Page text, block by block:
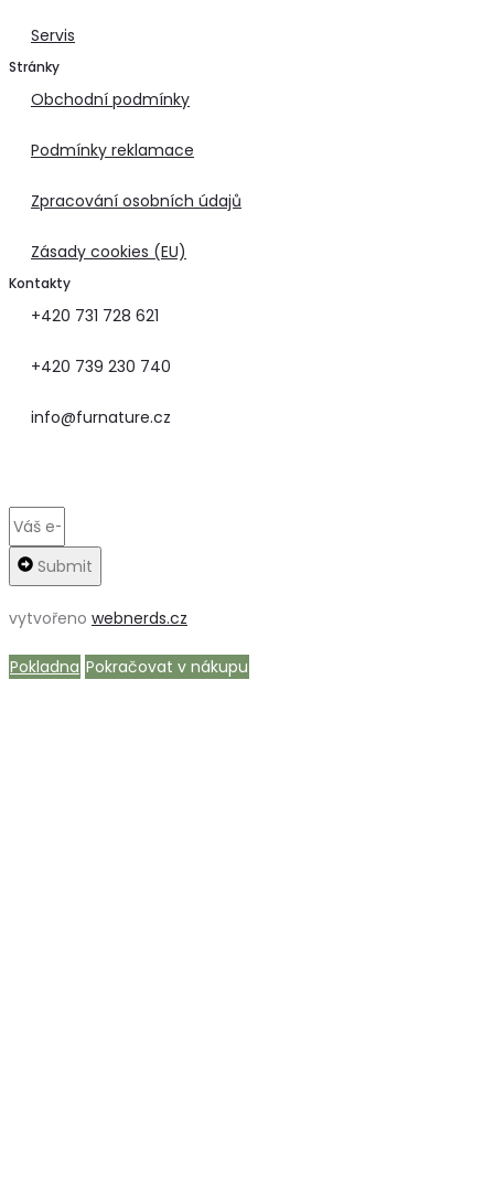
Servis
Stránky
Obchodní podmínky
Podmínky reklamace
Zpracování osobních údajů
Zásady cookies (EU)
Kontakty
+420 731 728 621
+420 739 230 740
info@furnature.cz
Submit
vytvořeno webnerds.cz
Pokladna Pokračovat v nákupu